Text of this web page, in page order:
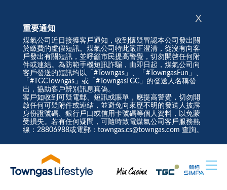
重要通知
煤氣公司近日接獲客戶通知，收到懷疑冒認本公司發出關
於繳費的虛假短訊。煤氣公司特此嚴正澄清，從沒有向客
戶發出有關短訊，並呼籲市民提高警覺，切勿開啓任何附
件或連結。為防範手機短訊詐騙，由即日起，煤氣公司向
客戶發送的短訊均以「#Towngas」、「#TowngasFun」、
「#TGCTowngas」或「#TowngasTGC」的發送人名稱發
出，協助客戶辨別訊息真偽。
客戶如收到可疑電郵、短訊或賬單，應提高警覺，切勿開
啟任何可疑附件或連結，並避免向來歷不明的發送人披露
身份證號碼、銀行戶口或信用卡號碼等個人資料，以免蒙
受損失。若有任何疑問，可隨時致電煤氣公司客戶服務熱
線：28806988或電郵：towngas.cs@towngas.com 查詢。
X